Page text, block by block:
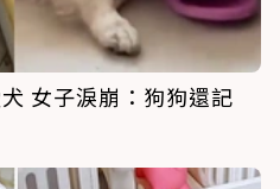
女子淚崩：狗狗還記